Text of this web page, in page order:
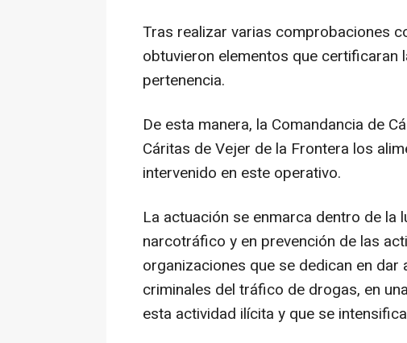
Tras realizar varias comprobaciones
obtuvieron elementos que certificaran
pertenencia.
De esta manera, la Comandancia de
Cáritas de Vejer de la Frontera los
intervenido en este operativo.
La actuación se enmarca dentro de la
narcotráfico y en prevención de las
organizaciones que se dedican en
criminales del tráfico de drogas, en
esta actividad ilícita y que se